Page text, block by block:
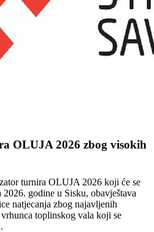
OLUJA 2026 zbog visokih
turnira OLUJA 2026 koji će se
godine u Sisku, obavještava
natjecanja zbog najavljenih
toplinskog vala koji se